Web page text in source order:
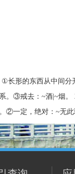
①长形的东西从中间
③戒去：~酒|~烟。
②一定，绝对：~无此